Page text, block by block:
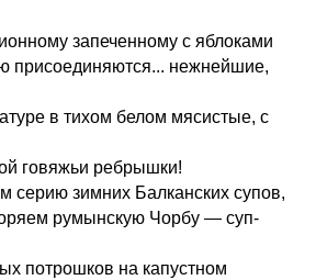
запеченному с яблоками
присоединяются... нежнейшие,
в тихом белом мясистые, с
говяжьи ребрышки!
серию зимних Балканских супов,
румынскую Чорбу — суп-
потрошков на капустном